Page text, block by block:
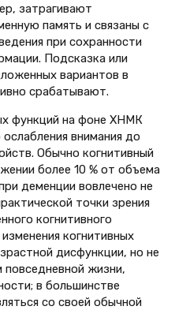
затрагивают
память и связаны с
при сохранности
Подсказка или
вариантов в
срабатывают.
функций на фоне ХНМК
внимания до
Обычно когнитивный
более 10 % от объема
деменции вовлечено не
точки зрения
когнитивного
когнитивных
дисфункции, но не
жизни,
в большинстве
со своей обычной